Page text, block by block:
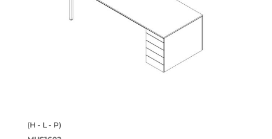
(H - L - P)